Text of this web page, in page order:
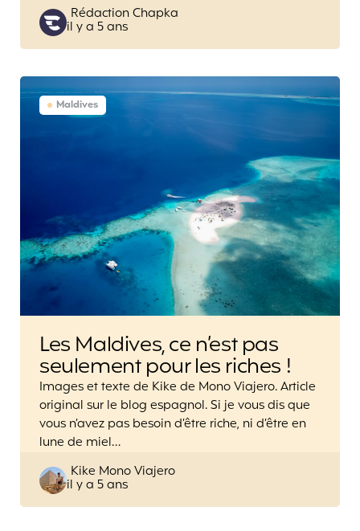
Posted
by
Rédaction Chapka
il y a 5 ans
Maldives
Les Maldives, ce n’est pas
seulement pour les riches !
Images et texte de Kike de Mono Viajero. Article
original sur le blog espagnol. Si je vous dis que
vous n’avez pas besoin d’être riche, ni d’être en
lune de miel…
Posted
by
Kike Mono Viajero
il y a 5 ans